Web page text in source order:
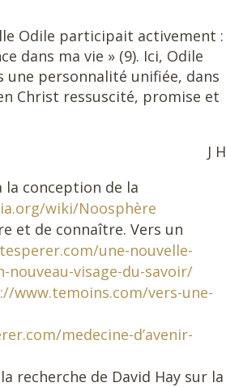
Odile participait activement :
dans ma vie » (9). Ici, Odile
une personnalité unifiée, dans
Christ ressuscité, promise et
J H
la conception de la
wiki/Noosphère
et de connaître. Vers un
une-nouvelle-
nouveau-visage-du-savoir/
www.temoins.com/vers-une-
medecine-d’avenir-
recherche de David Hay sur la